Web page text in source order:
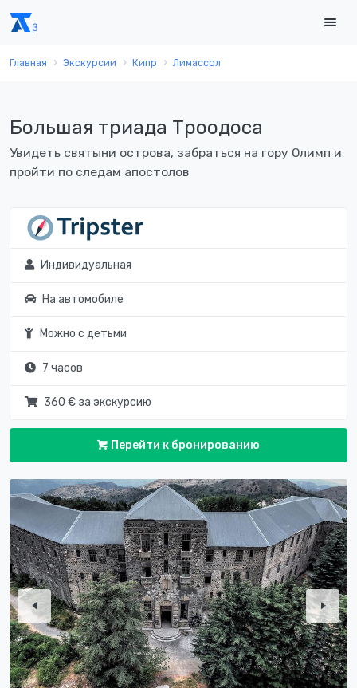
Главная Экскурсии Кипр Лимассол
Большая триада Троодоса
Увидеть святыни острова, забраться на гору Олимп и
пройти по следам апостолов
Индивидуальная
На автомобиле
Можно с детьми
7 часов
360 € за экскурсию
Перейти к бронированию